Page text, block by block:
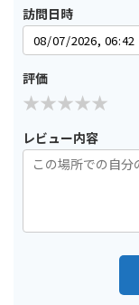
訪問日時
評価
レビュー内容